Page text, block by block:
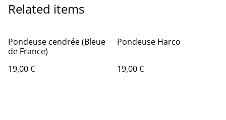
Related items
Pondeuse cendrée (Bleue
de France)
19,00 €
Pondeuse Harco
19,00 €